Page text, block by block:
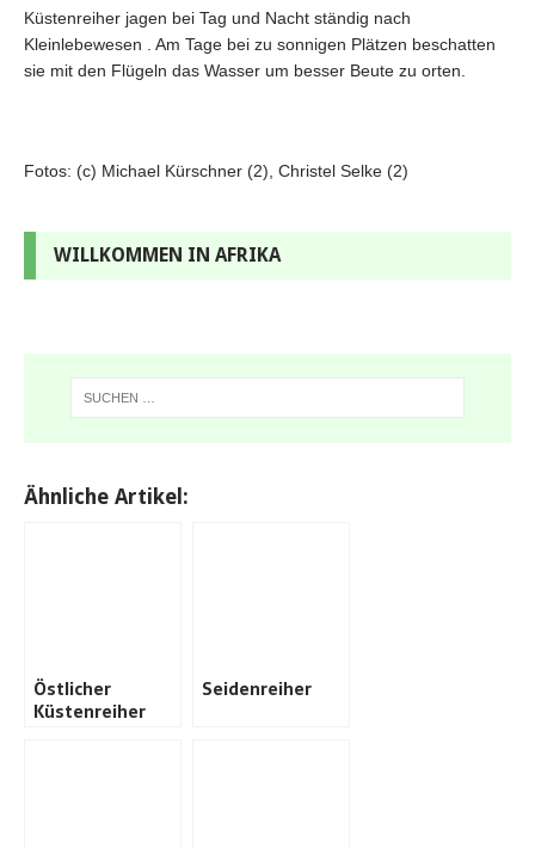
Küstenreiher jagen bei Tag und Nacht ständig nach
Kleinlebewesen . Am Tage bei zu sonnigen Plätzen beschatten
sie mit den Flügeln das Wasser um besser Beute zu orten.
Fotos: (c) Michael Kürschner (2), Christel Selke (2)
WILLKOMMEN IN AFRIKA
Ähnliche Artikel:
Östlicher
Küstenreiher
Seidenreiher